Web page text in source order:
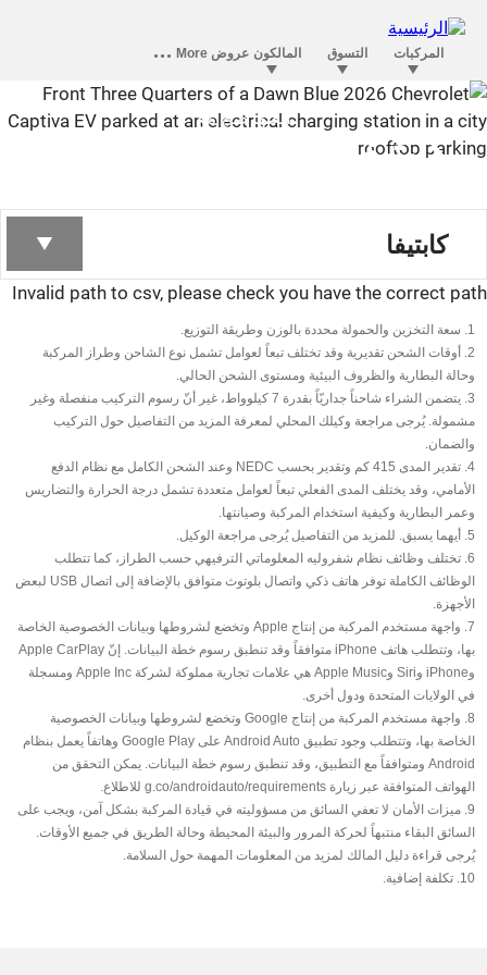
العبها صح مع
كابتيفا الكهربائية الجديدة
كابتيفا
Invalid path to csv, please check you have the correct
2. أوقات الشحن تقديرية وقد تختلف تبعاً لعوامل تشمل نوع الشاحن وطراز المركبة
وحالة البطارية والظروف البيئية ومستوى الشحن الحالي.
3. يتضمن الشراء شاحناً جداريّاً بقدرة 7 كيلوواط، غير أنّ رسوم التركيب منفصلة وغير
مشمولة. يُرجى مراجعة وكيلك المحلي لمعرفة المزيد من التفاصيل حول التركيب
والضمان.
4. تقدير المدى 415 كم وتقدير بحسب NEDC وعند الشحن الكامل مع نظام الدفع
الأمامي، وقد يختلف المدى الفعلي تبعاً لعوامل متعددة تشمل درجة الحرارة والتضاريس
وعمر البطارية وكيفية استخدام المركبة وصيانتها.
6. تختلف وظائف نظام شفروليه المعلوماتي الترفيهي حسب الطراز، كما تتطلب
الوظائف الكاملة توفر هاتف ذكي واتصال بلوتوث متوافق بالإضافة إلى اتصال USB لبعض
الأجهزة.
7. واجهة مستخدم المركبة من إنتاج Apple وتخضع لشروطها وبيانات الخصوصية الخاصة
بها، وتتطلب هاتف iPhone متوافقاً وقد تنطبق رسوم خطة البيانات. إنّ Apple CarPlay
وiPhone وSiri وApple Music هي علامات تجارية مملوكة لشركة Apple Inc ومسجلة
في الولايات المتحدة ودول أخرى.
8. واجهة مستخدم المركبة من إنتاج Google وتخضع لشروطها وبيانات الخصوصية
الخاصة بها، وتتطلب وجود تطبيق Android Auto على Google Play وهاتفاً يعمل بنظام
Android ومتوافقاً مع التطبيق، وقد تنطبق رسوم خطة البيانات. يمكن التحقق من
الهواتف المتوافقة عبر زيارة g.co/androidauto/requirements للاطلاع.
9. ميزات الأمان لا تعفي السائق من مسؤوليته في قيادة المركبة بشكل آمن، ويجب على
السائق البقاء منتبهاً لحركة المرور والبيئة المحيطة وحالة الطريق في جميع الأوقات.
يُرجى قراءة دليل المالك لمزيد من المعلومات المهمة حول السلامة.
10. تكلفة إضافية.